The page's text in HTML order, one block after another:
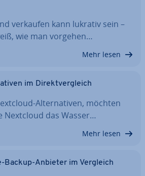
verkaufen kann lukrativ sein –
wie man vorgehen…
Mehr lesen
im Di­rekt­ver­gleich
Al­ter­na­ti­ven, möchten
Nextcloud das Wasser…
Mehr lesen
Backup-Anbieter im Vergleich